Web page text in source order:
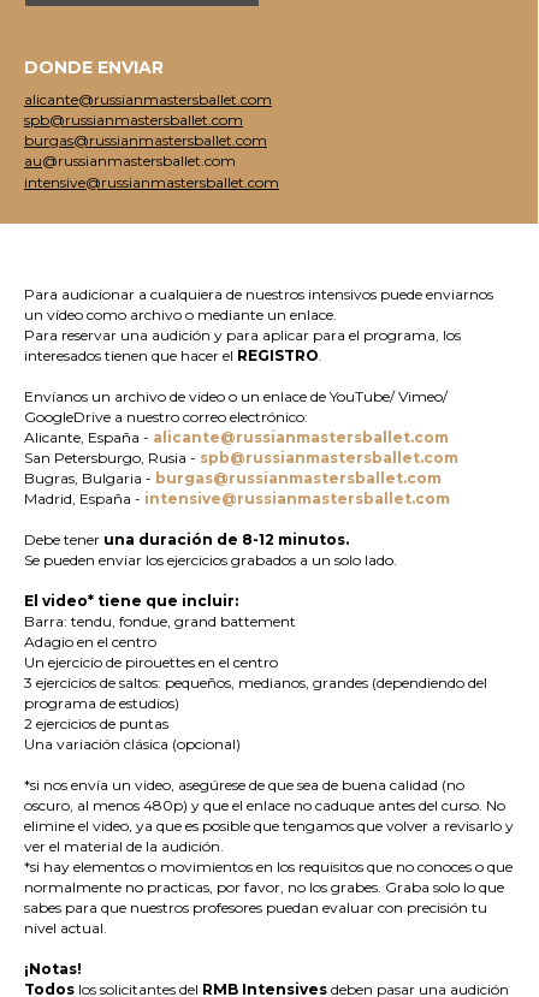
DONDE ENVIAR
alicante@russianmastersballet.com
spb@russianmastersballet.com
burgas@russianmastersballet.com
au@russianmastersballet.com
intensive@russianmastersballet.com
Para audicionar a cualquiera de nuestros intensivos puede enviarnos
un vídeo como archivo o mediante un enlace.
Para reservar una audición y para aplicar para el programa, los
interesados tienen que hacer el REGISTRO.
Envíanos un archivo de video o un enlace de YouTube/ Vimeo/
GoogleDrive a nuestro correo electrónico:
Alicante, España - alicante@russianmastersballet.com
San Petersburgo, Rusia - spb@russianmastersballet.com
Bugras, Bulgaria - burgas@russianmastersballet.com
Madrid, España - intensive@russianmastersballet.com
Debe tener una duración de 8-12 minutos.
Se pueden enviar los ejercicios grabados a un solo lado.
El video* tiene que incluir:
Barra: tendu, fondue, grand battement
Adagio en el centro
Un ejercicio de pirouettes en el centro
3 ejercicios de saltos: pequeños, medianos, grandes (dependiendo del
programa de estudios)
2 ejercicios de puntas
Una variación clásica (opcional)
*si nos envía un video, asegúrese de que sea de buena calidad (no
oscuro, al menos 480p) y que el enlace no caduque antes del curso. No
elimine el video, ya que es posible que tengamos que volver a revisarlo y
ver el material de la audición.
*si hay elementos o movimientos en los requisitos que no conoces o que
normalmente no practicas, por favor, no los grabes. Graba solo lo que
sabes para que nuestros profesores puedan evaluar con precisión tu
nivel actual.
¡Notas!
Todos los solicitantes del RMB Intensives deben pasar una audición